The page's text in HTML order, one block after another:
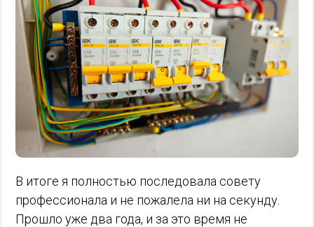
В итоге я полностью последовала совету
профессионала и не пожалела ни на секунду.
Прошло уже два года, и за это время не